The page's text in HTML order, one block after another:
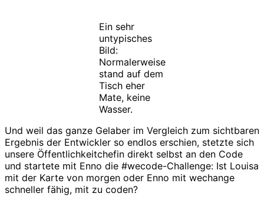
Ein sehr
untypisches
Bild:
Normalerweise
stand auf dem
Tisch eher
Mate, keine
Wasser.
Und weil das ganze Gelaber im Vergleich zum sichtbaren
Ergebnis der Entwickler so endlos erschien, stetzte sich
unsere Öffentlichkeitchefin direkt selbst an den Code
und startete mit Enno die #wecode-Challenge: Ist Louisa
mit der Karte von morgen oder Enno mit wechange
schneller fähig, mit zu coden?